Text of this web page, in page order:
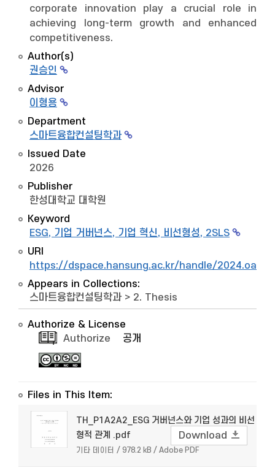
corporate innovation play a crucial role in
achieving long-term growth and enhanced
competitiveness.
Author(s)
권승인
Advisor
이형용
Department
스마트융합컨설팅학과
Issued Date
2026
Publisher
한성대학교 대학원
Keyword
ESG, 기업 거버넌스, 기업 혁신, 비선형성, 2SLS
URI
https://dspace.hansung.ac.kr/handle/2024.oak/
Appears in Collections:
스마트융합컨설팅학과 > 2. Thesis
Authorize & License
Authorize
공개
Files in This Item:
TH_P1A2A2_ESG 거버넌스와 기업 성과의 비선
형적 관계 .pdf
기타 데이터 / 978.2 kB / Adobe PDF
Download